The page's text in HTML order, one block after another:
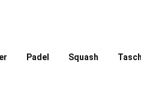
Padel Squash